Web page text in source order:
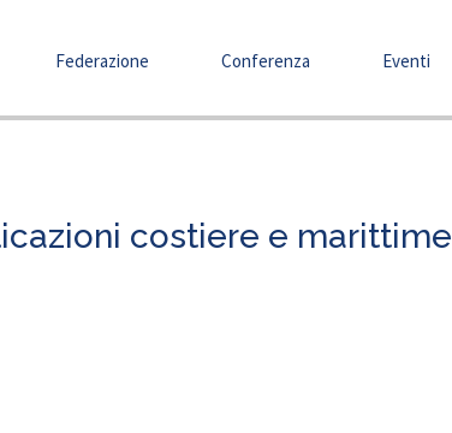
Federazione Conferenza Eventi
costiere e marittime